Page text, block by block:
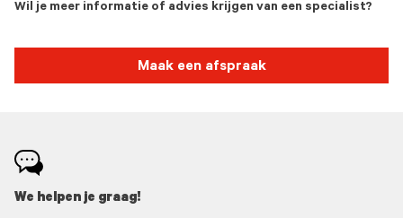
Wil je meer informatie of advies krijgen van een specialist?
Maak een afspraak
We helpen je graag!